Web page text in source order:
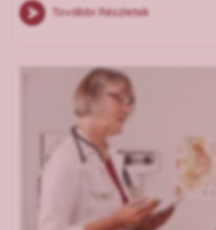
További Részletek